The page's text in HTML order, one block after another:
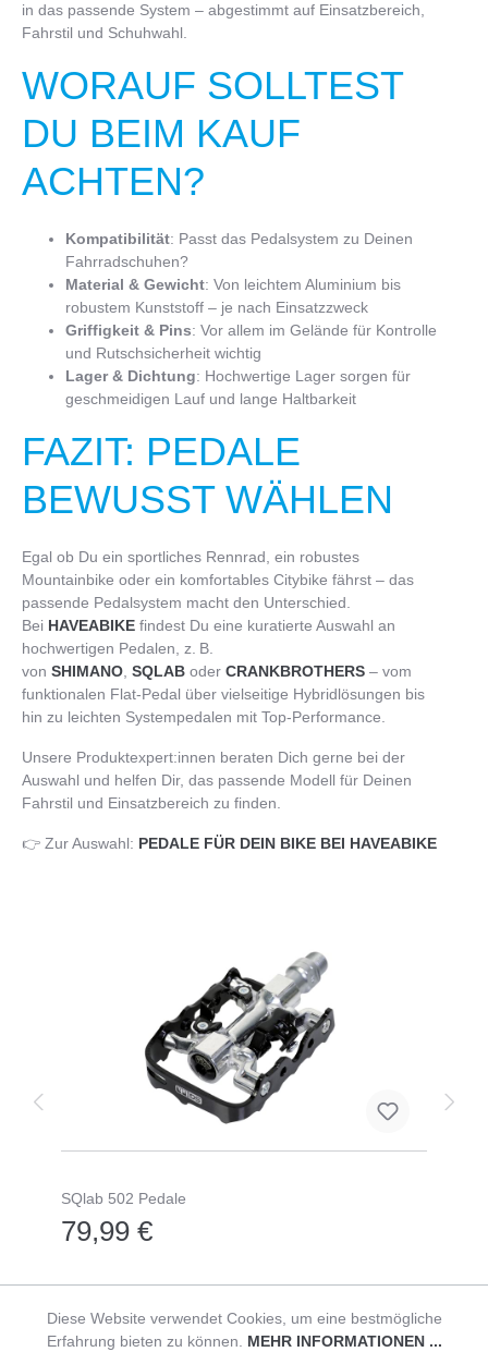
in das passende System – abgestimmt auf Einsatzbereich,
Fahrstil und Schuhwahl.
WORAUF SOLLTEST
DU BEIM KAUF
ACHTEN?
Kompatibilität: Passt das Pedalsystem zu Deinen
Fahrradschuhen?
Material & Gewicht: Von leichtem Aluminium bis
robustem Kunststoff – je nach Einsatzzweck
Griffigkeit & Pins: Vor allem im Gelände für Kontrolle
und Rutschsicherheit wichtig
Lager & Dichtung: Hochwertige Lager sorgen für
geschmeidigen Lauf und lange Haltbarkeit
FAZIT: PEDALE
BEWUSST WÄHLEN
Egal ob Du ein sportliches Rennrad, ein robustes
Mountainbike oder ein komfortables Citybike fährst – das
passende Pedalsystem macht den Unterschied.
Bei HAVEABIKE findest Du eine kuratierte Auswahl an
hochwertigen Pedalen, z. B.
von SHIMANO SQLAB oder CRANKBROTHERS – vom
funktionalen Flat-Pedal über vielseitige Hybridlösungen bis
hin zu leichten Systempedalen mit Top-Performance.
Unsere Produktexpert:innen beraten Dich gerne bei der
Auswahl und helfen Dir, das passende Modell für Deinen
Fahrstil und Einsatzbereich zu finden.
👉 Zur Auswahl: PEDALE FÜR DEIN BIKE BEI HAVEABIKE
SQlab 502 Pedale
79,99 €
Diese Website verwendet Cookies, um eine bestmögliche
Erfahrung bieten zu können. MEHR INFORMATIONEN ...